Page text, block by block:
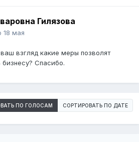
Гилязова
18 мая
взгляд какие меры позволят
бизнесу? Спасибо.
ПО ГОЛОСАМ СОРТИРОВАТЬ ПО ДАТЕ